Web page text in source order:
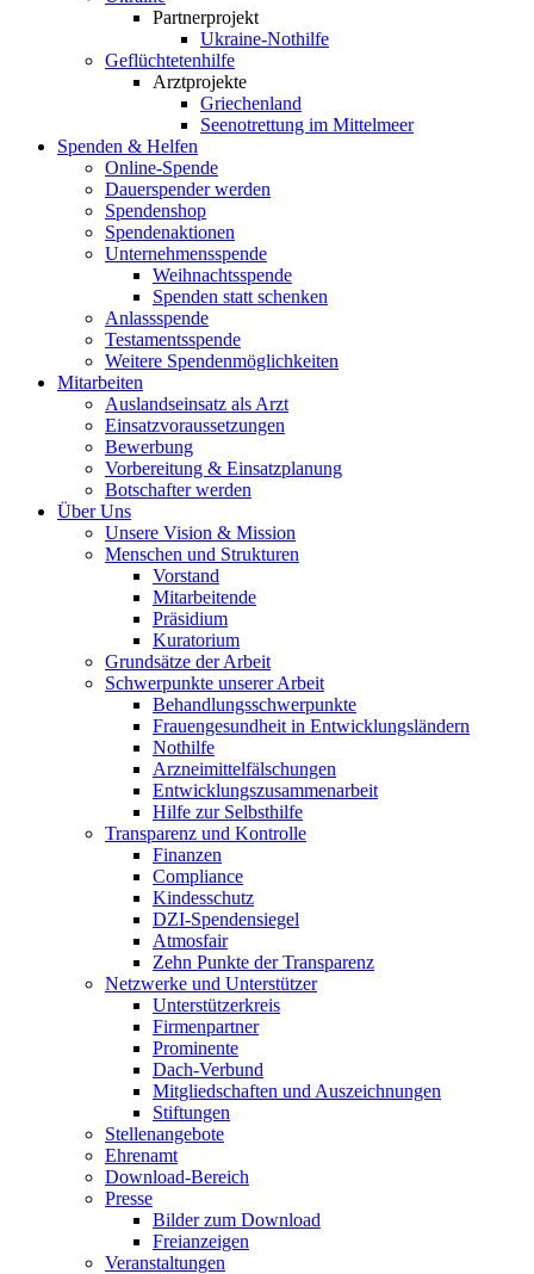
Partnerprojekt
Ukraine-Nothilfe
Geflüchtetenhilfe
Arztprojekte
Griechenland
Seenotrettung im Mittelmeer
Spenden & Helfen
Online-Spende
Dauerspender werden
Spendenshop
Spendenaktionen
Unternehmens­spende
Weihnachtsspende
Spenden statt schenken
Anlassspende
Testamentsspende
Weitere Spenden­möglichkeiten
Mitarbeiten
Auslandseinsatz als Arzt
Einsatzvoraussetzungen
Bewerbung
Vorbereitung & Einsatzplanung
Botschafter werden
Über Uns
Unsere Vision & Mission
Menschen und Strukturen
Vorstand
Mitarbeitende
Präsidium
Kuratorium
Grundsätze der Arbeit
Schwerpunkte unserer Arbeit
Behandlungs­schwerpunkte
Frauengesundheit in Entwicklungsländern
Nothilfe
Arzneimittel­fälschungen
Entwicklungs­zusammenarbeit
Hilfe zur Selbsthilfe
Transparenz und Kontrolle
Finanzen
Compliance
Kindesschutz
DZI-Spendensiegel
Atmosfair
Zehn Punkte der Transparenz
Netzwerke und Unterstützer
Unterstützerkreis
Firmenpartner
Prominente
Dach-Verbund
Mitgliedschaften und Auszeichnungen
Stiftungen
Stellenangebote
Ehrenamt
Download-Bereich
Presse
Bilder zum Download
Freianzeigen
Veranstaltungen